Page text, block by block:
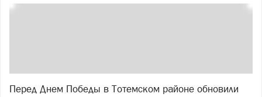
Перед Днем Победы в Тотемском районе обновили